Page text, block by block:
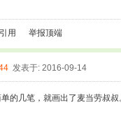
引用 举报顶端
发表于: 2016-09-14
的几笔，就画出了麦当劳叔